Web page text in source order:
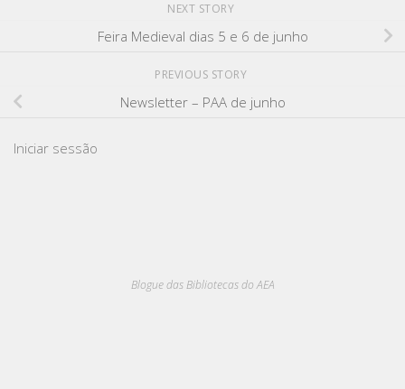
NEXT STORY
Feira Medieval dias 5 e 6 de junho
PREVIOUS STORY
Newsletter – PAA de junho
Iniciar sessão
Blogue das Bibliotecas do AEA